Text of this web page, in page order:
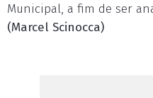
Municipal, a fim de ser
(Marcel Scinocca)